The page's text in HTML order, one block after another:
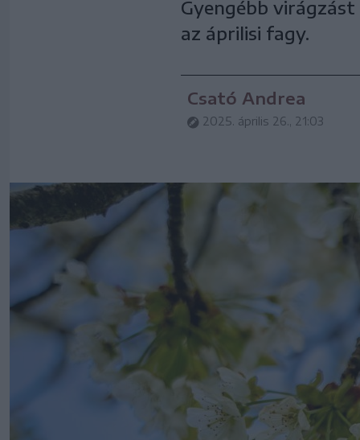
Gyengébb
az áprilisi fagy.
Csató Andrea
2025. április 26., 21:03